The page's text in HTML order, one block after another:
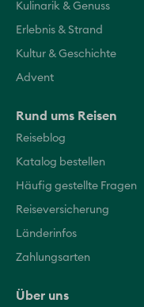
Kulinarik & Genuss
Erlebnis & Strand
Kultur & Geschichte
Advent
Rund ums Reisen
Reiseblog
Katalog bestellen
Häufig gestellte Fragen
Reiseversicherung
Länderinfos
Zahlungsarten
Über uns